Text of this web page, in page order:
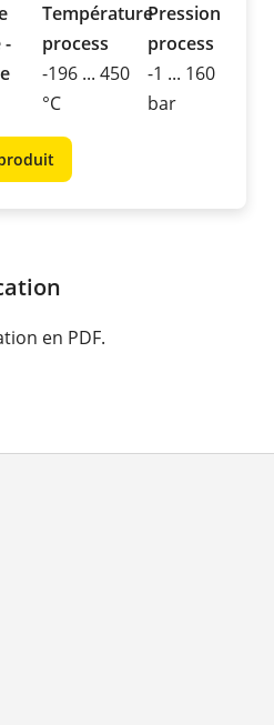
-
Température
process
-196 ... 450
°C
Pression
process
-1 ... 160
bar
en PDF.